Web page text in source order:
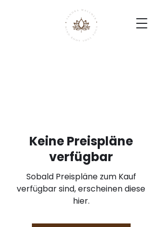
Keine Preispläne
verfügbar
Sobald Preispläne zum Kauf
verfügbar sind, erscheinen diese
hier.